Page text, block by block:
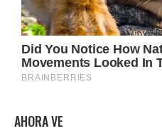
AHORA VE